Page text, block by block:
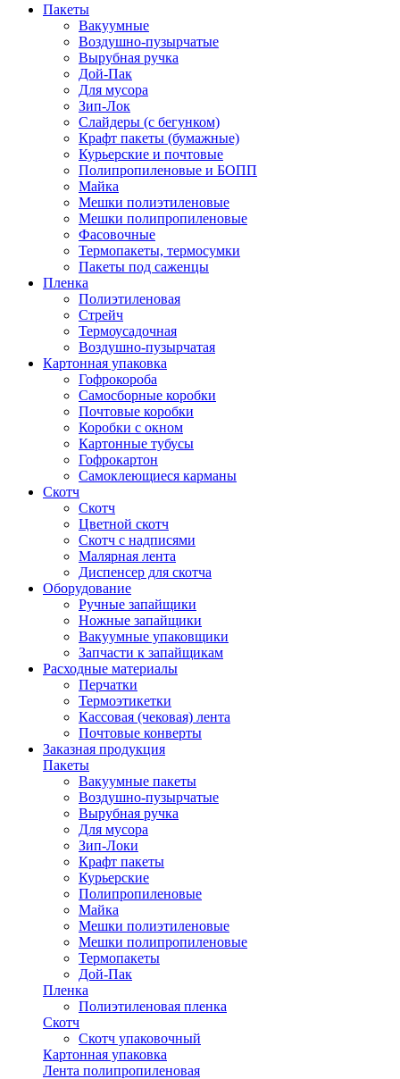
Пакеты
Вакуумные
Воздушно-пузырчатые
Вырубная ручка
Дой-Пак
Для мусора
Зип-Лок
Слайдеры (с бегунком)
Крафт пакеты (бумажные)
Курьерские и почтовые
Полипропиленовые и БОПП
Майка
Мешки полиэтиленовые
Мешки полипропиленовые
Фасовочные
Термопакеты, термосумки
Пакеты под саженцы
Пленка
Полиэтиленовая
Стрейч
Термоусадочная
Воздушно-пузырчатая
Картонная упаковка
Гофрокороба
Самосборные коробки
Почтовые коробки
Коробки с окном
Картонные тубусы
Гофрокартон
Самоклеющиеся карманы
Скотч
Скотч
Цветной скотч
Скотч с надписями
Малярная лента
Диспенсер для скотча
Оборудование
Ручные запайщики
Ножные запайщики
Вакуумные упаковщики
Запчасти к запайщикам
Расходные материалы
Перчатки
Термоэтикетки
Кассовая (чековая) лента
Почтовые конверты
Заказная продукция
Пакеты
Вакуумные пакеты
Воздушно-пузырчатые
Вырубная ручка
Для мусора
Зип-Локи
Крафт пакеты
Курьерские
Полипропиленовые
Майка
Мешки полиэтиленовые
Мешки полипропиленовые
Термопакеты
Дой-Пак
Пленка
Полиэтиленовая пленка
Скотч
Скотч упаковочный
Картонная упаковка
Лента полипропиленовая